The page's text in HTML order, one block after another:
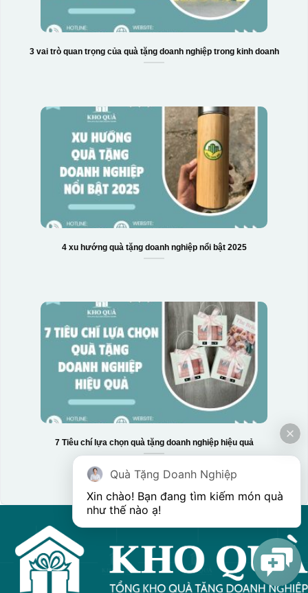
3 vai trò quan trọng của quà tặng doanh nghiệp trong kinh doanh
4 xu hướng quà tặng doanh nghiệp nổi bật 2025
7 Tiêu chí lựa chọn quà tặng doanh nghiệp hiệu quả
Quà Tặng Doanh Nghiệp
Xin chào! Bạn đang tìm kiếm món quà
như thế nào ạ!